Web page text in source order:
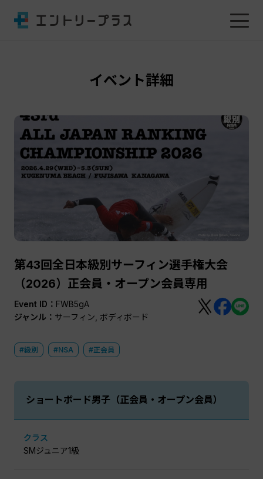
イベント詳細
第43回全日本級別サーフィン選手権大会
（2026）正会員・オープン会員専用
Event ID： FWB5gA
ジャンル： サーフィン, ボディボード
#級別 #NSA #正会員
ショートボード男⼦（正会員・オープン会員）
クラス
SMジュニア1級